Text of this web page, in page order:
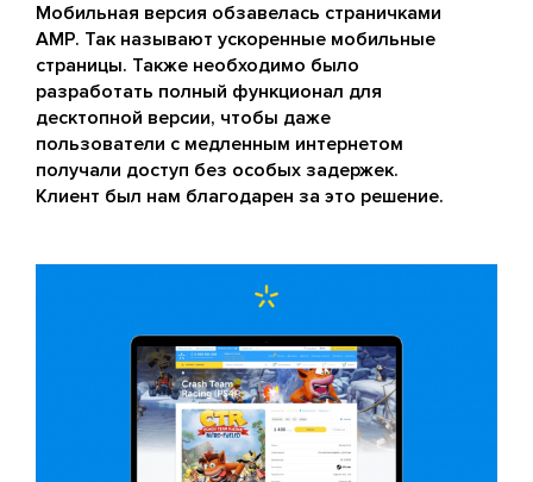
Мобильная версия обзавелась страничками
AMP. Так называют ускоренные мобильные
страницы. Также необходимо было
разработать полный функционал для
десктопной версии, чтобы даже
пользователи с медленным интернетом
получали доступ без особых задержек.
Клиент был нам благодарен за это решение.